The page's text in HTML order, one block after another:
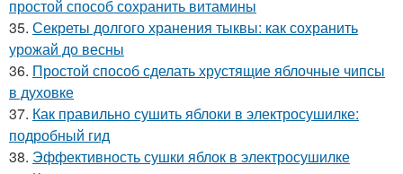
простой способ сохранить витамины
35. Секреты долгого хранения тыквы: как сохранить
урожай до весны
36. Простой способ сделать хрустящие яблочные чипсы
в духовке
37. Как правильно сушить яблоки в электросушилке:
подробный гид
38. Эффективность сушки яблок в электросушилке